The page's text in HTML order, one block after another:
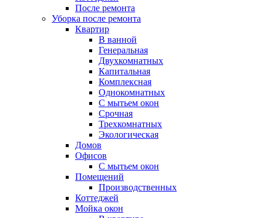
После ремонта
Уборка после ремонта
Квартир
В ванной
Генеральная
Двухкомнатных
Капитальная
Комплексная
Однокомнатных
С мытьем окон
Срочная
Трехкомнатных
Экологическая
Домов
Офисов
С мытьем окон
Помещений
Производственных
Коттеджей
Мойка окон